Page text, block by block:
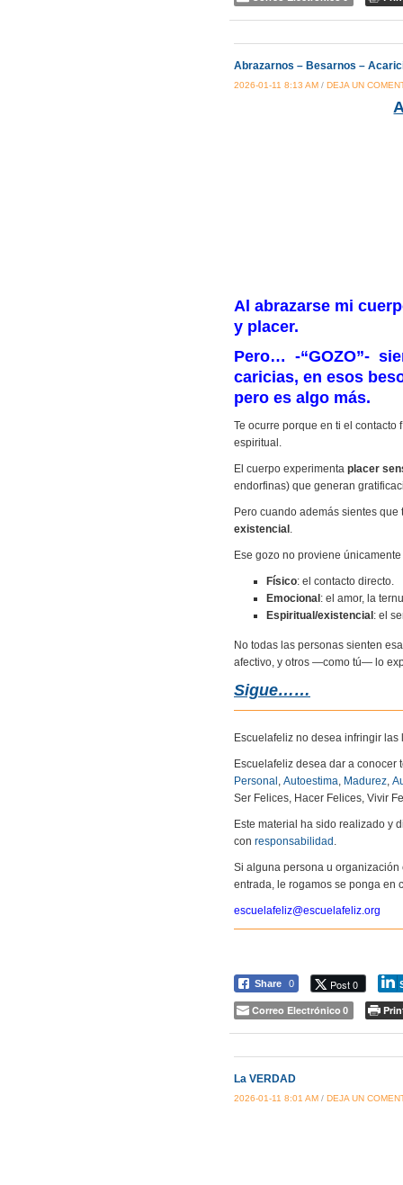
Abrazarnos – Besarnos –
2026-01-11 8:13 AM / DEJA UN
Al abrazarse mi
y placer.
Pero… -“GOZO”-
caricias, en esos
pero es algo más.
Te ocurre porque en ti el
espiritual.
El cuerpo experimenta placer
endorfinas) que generan
Pero cuando además sientes que
existencial
Ese gozo no proviene
Físico: el contacto directo.
Emocional: el amor, la
Espiritual/existencial: el
No todas las personas sienten
afectivo, y otros —como tú— lo
Sigue……
Escuelafeliz no desea infringir
Escuelafeliz desea dar a
Personal Autoestima Madurez
Ser Felices, Hacer Felices, Vivir
Este material ha sido realizado y
con responsabilidad
Si alguna persona u
entrada, le rogamos se ponga en
escuelafeliz@escuelafeliz.org
Share 0 Post 0
Correo Electrónico 0
La VERDAD
2026-01-11 8:01 AM / DEJA UN